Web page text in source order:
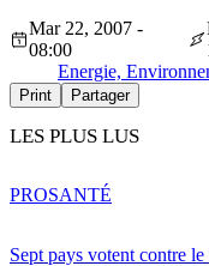
Mar 22, 2007 -
08:00
Energie,
Print Partager
LES PLUS LUS
Sept pays votent contre
PROSANTÉ